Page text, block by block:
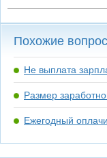
Похожие
Не выплата
Размер
Ежегодный